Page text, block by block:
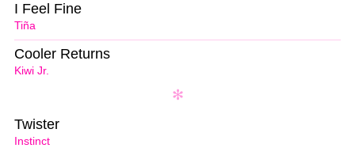
Tiña
I Feel Fine
Kiwi Jr.
Cooler Returns
Instinct
Twister